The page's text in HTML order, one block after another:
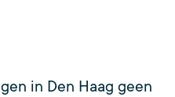
in Den Haag geen